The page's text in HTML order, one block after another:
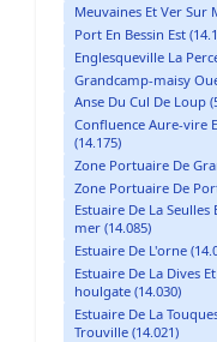
Meuvaines Et Ver Sur
Port En Bessin Est
Englesqueville La
Grandcamp-maisy
Anse Du Cul De Loup
Confluence Aure-vire
(14.175)
Zone Portuaire De
Zone Portuaire De
Estuaire De La
mer (14.085)
Estuaire De L'orne
Estuaire De La Dives
houlgate (14.030)
Estuaire De La
Trouville (14.021)